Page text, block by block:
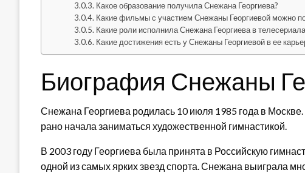
Какое образование получила Снежана Георгиева?
Какие фильмы с участием Снежаны Георгиевой можно
Какие роли исполнила Снежана Георгиева в
Какие достижения есть у Снежаны Георгиевой в ее
Биография Снежаны
Снежана Георгиева родилась 10 июля 1985 года в Москве.
рано начала заниматься художественной гимнастикой.
В 2003 году Георгиева была принята в Российскую
одной из самых ярких звезд спорта. Снежана выиграла